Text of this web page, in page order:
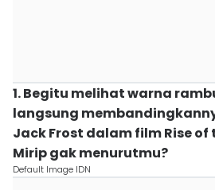
1. Begitu melihat warna
langsung
Jack Frost dalam film Rise of
Mirip gak menurutmu?
Default Image IDN